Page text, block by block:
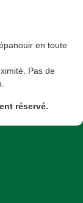
en toute
Pas de
réservé.